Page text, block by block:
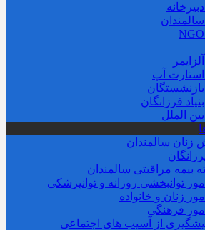
استارت آپ
بازنشستگان
فرزانگان
الملل
سالمندان
بیمه مراقبتی سالمندان
توانبخشی روزانه و توانپزشکی
زنان و خانواده
فرهنگی
از آسیب های اجتماعی